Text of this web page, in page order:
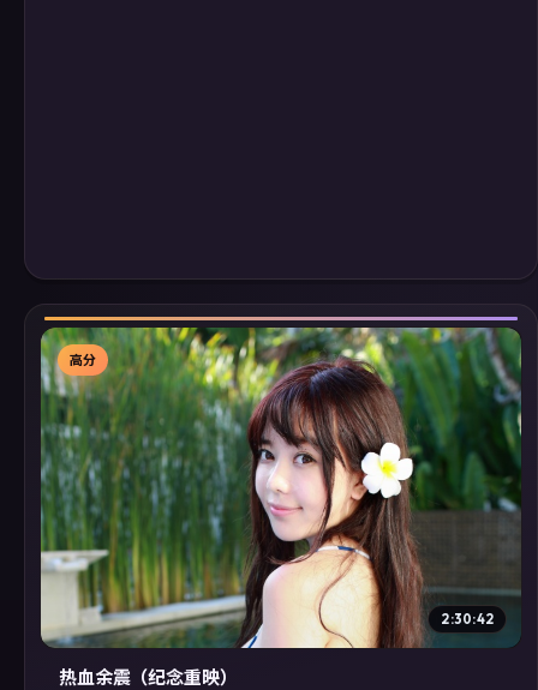
▶
高分
2:30:42
热血余震（纪念重映）